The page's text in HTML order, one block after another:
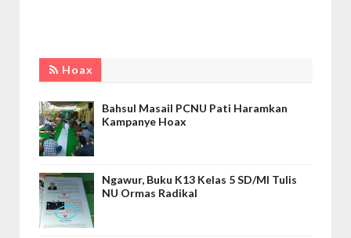
Hoax
Bahsul Masail PCNU Pati Haramkan
Kampanye Hoax
Ngawur, Buku K13 Kelas 5 SD/MI Tulis
NU Ormas Radikal